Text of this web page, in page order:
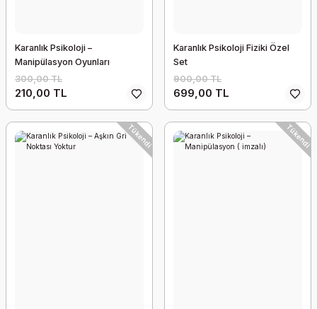
Karanlık Psikoloji –
Manipülasyon Oyunları
300,00 TL
210,00 TL
Karanlık Psikoloji Fiziki Özel
Set
900,00 TL
699,00 TL
Tükendi Tükendi